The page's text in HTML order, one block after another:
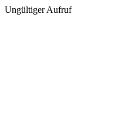
Ungültiger Aufruf